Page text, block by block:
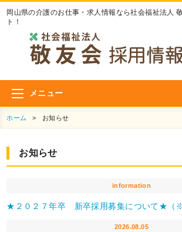
岡山県の介護のお仕事・求人情報なら社会福祉法人
ト！
メニュー
ホーム > お知らせ
お知らせ
information
★２０２７年卒 新卒採用募集について★（
2026.08.05